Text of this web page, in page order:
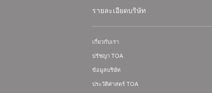
รายละเอียดบริษัท
เกี่ยวกับเรา
ปรัชญา TOA
ข้อมูลบริษัท
ประวัติศาสตร์ TOA